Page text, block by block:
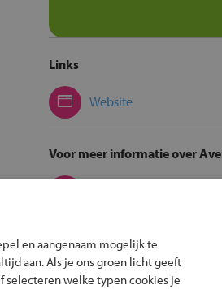
Links
Website
Voor meer informatie over
Met de fiets of het OV
Route per fiets
en aangenaam mogelijk te
aan. Als je ons groen licht geeft
selecteren welke typen cookies je